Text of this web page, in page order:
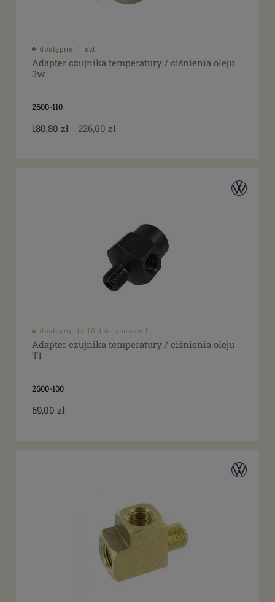
dostępne: 1 szt.
Adapter czujnika temperatury / ciśnienia oleju
3w
2600-110
180,80 zł 226,00 zł
dostępny do 10 dni roboczych
Adapter czujnika temperatury / ciśnienia oleju
T1
2600-100
69,00 zł